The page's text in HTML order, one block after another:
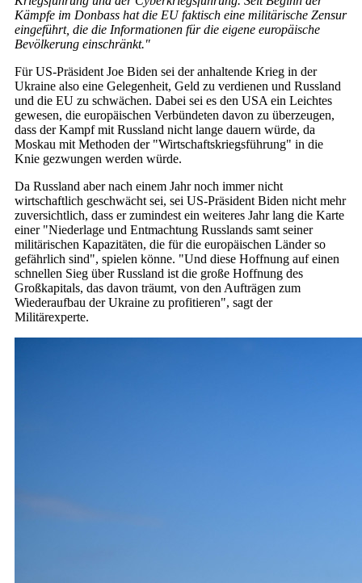
Kämpfe im Donbass hat die EU faktisch eine militärische Zensur
eingeführt, die die Informationen für die eigene europäische
Bevölkerung einschränkt."
Für US-Präsident Joe Biden sei der anhaltende Krieg in der
Ukraine also eine Gelegenheit, Geld zu verdienen und Russland
und die EU zu schwächen. Dabei sei es den USA ein Leichtes
gewesen, die europäischen Verbündeten davon zu überzeugen,
dass der Kampf mit Russland nicht lange dauern würde, da
Moskau mit Methoden der "Wirtschaftskriegsführung" in die
Knie gezwungen werden würde.
Da Russland aber nach einem Jahr noch immer nicht
wirtschaftlich geschwächt sei, sei US-Präsident Biden nicht mehr
zuversichtlich, dass er zumindest ein weiteres Jahr lang die Karte
einer "Niederlage und Entmachtung Russlands samt seiner
militärischen Kapazitäten, die für die europäischen Länder so
gefährlich sind", spielen könne. "Und diese Hoffnung auf einen
schnellen Sieg über Russland ist die große Hoffnung des
Großkapitals, das davon träumt, von den Aufträgen zum
Wiederaufbau der Ukraine zu profitieren", sagt der
Militärexperte.